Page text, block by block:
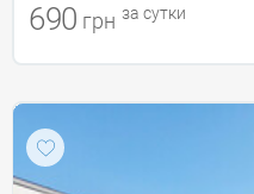
690 грн за сутки